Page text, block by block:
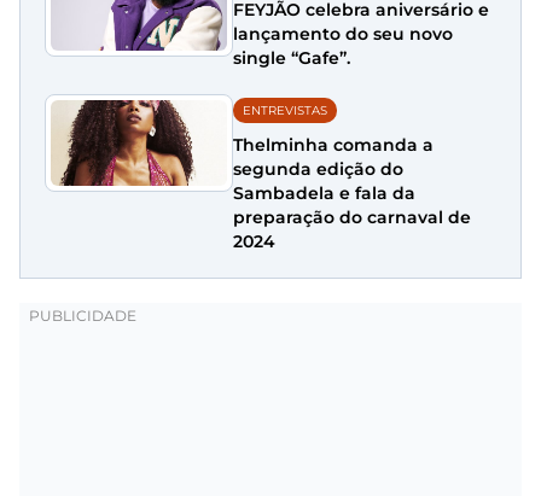
FEYJÃO celebra aniversário e
lançamento do seu novo
single “Gafe”.
ENTREVISTAS
Thelminha comanda a
segunda edição do
Sambadela e fala da
preparação do carnaval de
2024